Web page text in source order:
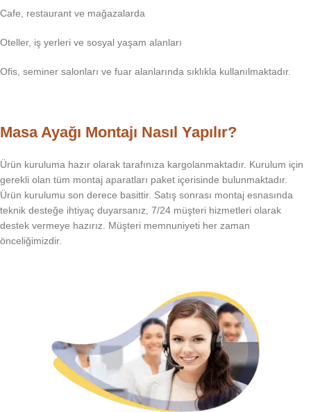
Cafe, restaurant ve mağazalarda
Oteller, iş yerleri ve sosyal yaşam alanları
Ofis, seminer salonları ve fuar alanlarında sıklıkla kullanılmaktadır.
Masa Ayağı Montajı Nasıl Yapılır?
Ürün kuruluma hazır olarak tarafınıza kargolanmaktadır. Kurulum için
gerekli olan tüm montaj aparatları paket içerisinde bulunmaktadır.
Ürün kurulumu son derece basittir. Satış sonrası montaj esnasında
teknik desteğe ihtiyaç duyarsanız, 7/24 müşteri hizmetleri olarak
destek vermeye hazırız. Müşteri memnuniyeti her zaman
önceliğimizdir.